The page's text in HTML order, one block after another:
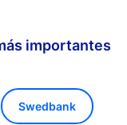
importantes
Swedbank